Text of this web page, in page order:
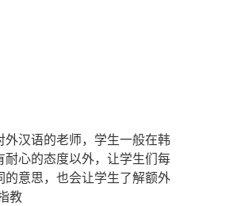
汉语的老师，学生一般在韩
心的态度以外，让学生们每
意思，也会让学生了解额外
教